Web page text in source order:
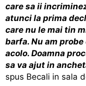
care sa ii
atunci la prima
care nu le mai tin
barfa. Nu am
acolo. Doamna
sa va ajut in
spus Becali in sala